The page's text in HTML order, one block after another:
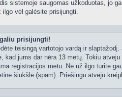
sistemoje saugomas užkoduotas, jo
vėl galėsite prisijungti.
prisijungti!
teisingą vartotojo vardą ir
kad jums dar nėra 13 metų. Tokiu
registracijos metu. Ne už ilgo turite
šiukšlė (spam). Priešingu atveju